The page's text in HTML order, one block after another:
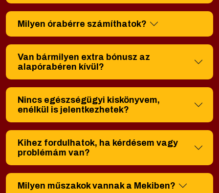
Milyen órabérre számíthatok?
Van bármilyen extra bónusz az
alapórabéren kívül?
Nincs egészségügyi kiskönyvem,
enélkül is jelentkezhetek?
Kihez fordulhatok, ha kérdésem vagy
problémám van?
Milyen műszakok vannak a Mekiben?